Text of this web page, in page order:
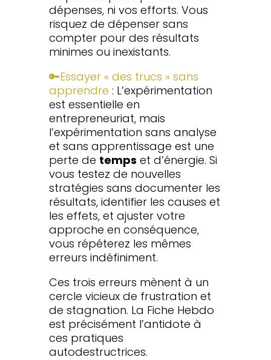
dépenses, ni vos efforts. Vous
risquez de dépenser sans
compter pour des résultats
minimes ou inexistants.
🔑Essayer « des trucs » sans
apprendre : L’expérimentation
est essentielle en
entrepreneuriat, mais
l’expérimentation sans analyse
et sans apprentissage est une
perte de temps et d’énergie. Si
vous testez de nouvelles
stratégies sans documenter les
résultats, identifier les causes et
les effets, et ajuster votre
approche en conséquence,
vous répéterez les mêmes
erreurs indéfiniment.
Ces trois erreurs mènent à un
cercle vicieux de frustration et
de stagnation. La Fiche Hebdo
est précisément l’antidote à
ces pratiques
autodestructrices.